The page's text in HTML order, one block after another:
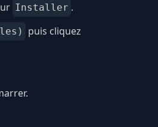
Installer .
puis cliquez